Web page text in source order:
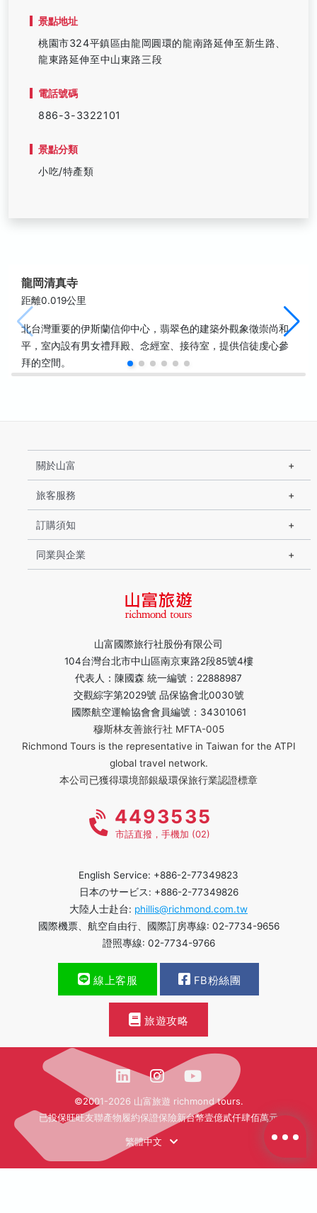
景點地址
桃園市324平鎮區由龍岡圓環的龍南路延伸至新生路、
龍東路延伸至中山東路三段
電話號碼
886-3-3322101
景點分類
小吃/特產類
龍岡清真寺
距離0.019公里
北台灣重要的伊斯蘭信仰中心，翡翠色的建築外觀象徵崇尚和
平，室內設有男女禮拜殿、念經室、接待室，提供信徒虔心參
拜的空間。
山富國際旅行社股份有限公司
104台灣台北市中山區南京東路2段85號4樓
代表人：陳國森 統一編號：22888987
交觀綜字第2029號 品保協會北0030號
國際航空運輸協會會員編號：34301061
穆斯林友善旅行社 MFTA-005
Richmond Tours is the representative in Taiwan for the ATPI
global travel network.
本公司已獲得環境部銀級環保旅行業認證標章
關於山富
旅客服務
訂購須知
同業與企業
4493535
市話直撥，手機加 (02)
English Service: +886-2-77349823
日本のサービス: +886-2-77349826
大陸人士赴台: phillis@richmond.com.tw
國際機票、航空自由行、國際訂房專線: 02-7734-9656
證照專線: 02-7734-9766
線上客服 FB粉絲團
旅遊攻略
©2001-2026 山富旅遊 richmond tours.
已投保旺旺友聯產物履約保證保險新台幣壹億貳仟肆佰萬元
繁體中文